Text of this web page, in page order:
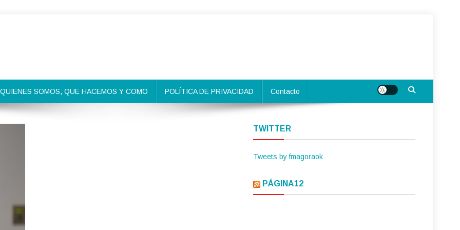
QUIENES SOMOS, QUE HACEMOS Y COMO POLÍTICA DE PRIVACIDAD Contacto
TWITTER
Tweets by fmagoraok
PÁGINA12